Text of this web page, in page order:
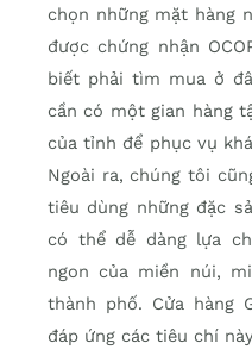
chọn những mặt hàng
được chứng nhận
biết phải tìm mua ở
cần có một gian hàng
của tỉnh để phục vụ
Ngoài ra, chúng tôi
tiêu dùng những đặc
có thể dễ dàng lựa
ngon của miền núi,
thành phố. Cửa hàng
đáp ứng các tiêu chí